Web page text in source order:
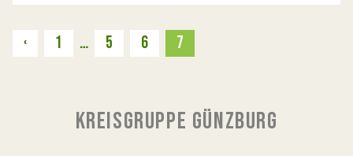
Zurück
‹ 1 … 5 6 7
KREISGRUPPE GÜNZBURG